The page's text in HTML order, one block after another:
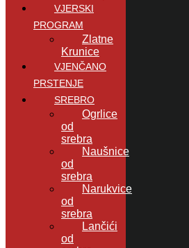
VJERSKI
PROGRAM
Zlatne
Krunice
VJENČANO
PRSTENJE
SREBRO
Ogrlice
od
srebra
Naušnice
od
srebra
Narukvice
od
srebra
Lančići
od